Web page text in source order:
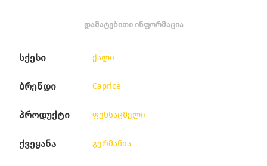
ᲓᲐᲛᲐᲢᲔᲑᲘᲗᲘ ᲘᲜᲤᲝᲠᲛᲐᲪᲘᲐ
სქესი ქალი
ბრენდი Caprice
პროდუქტი ფეხსაცმელი
ქვეყანა გერმანია